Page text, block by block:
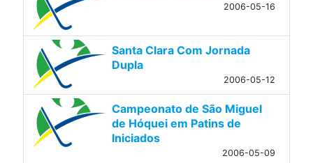
2006-05-16
Santa Clara Com Jornada
Dupla
2006-05-12
Campeonato de São Miguel
de Hóquei em Patins de
Iniciados
2006-05-09